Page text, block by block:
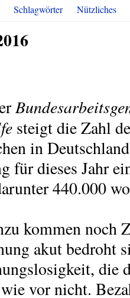
Schlagwörter Nützliches
steigt die Zahl
in
für dieses Jahr
440.000
kommen noch
akut bedroht
die
vor nicht.